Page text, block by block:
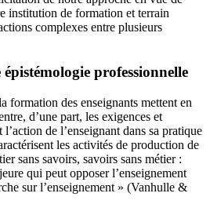
institution de formation et terrain
complexes entre plusieurs
professionnelle
formation des enseignants mettent en
d’une part, les exigences et
de l’enseignant dans sa pratique
les activités de production de
sans savoirs, savoirs sans métier :
qui peut opposer l’enseignement
sur l’enseignement » (Vanhulle &